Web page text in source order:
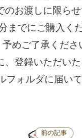
お渡しに限らせ
までにご購入く
めご了承くださ
登録いただいた
フォルダに届い
前の記事